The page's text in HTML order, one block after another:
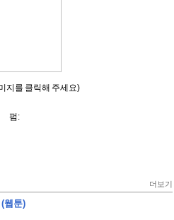
지를 클릭해 주세요)
펌:
더보기
웹툰)